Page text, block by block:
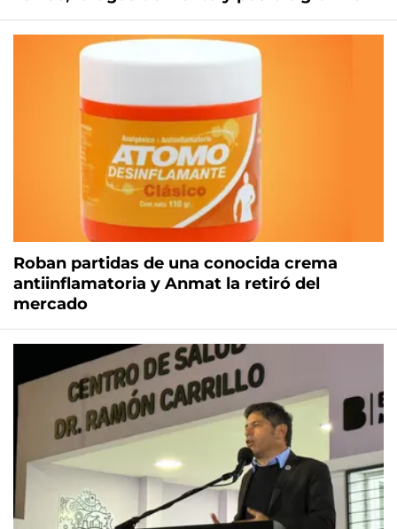
Roban partidas de una conocida crema
antiinflamatoria y Anmat la retiró del
mercado